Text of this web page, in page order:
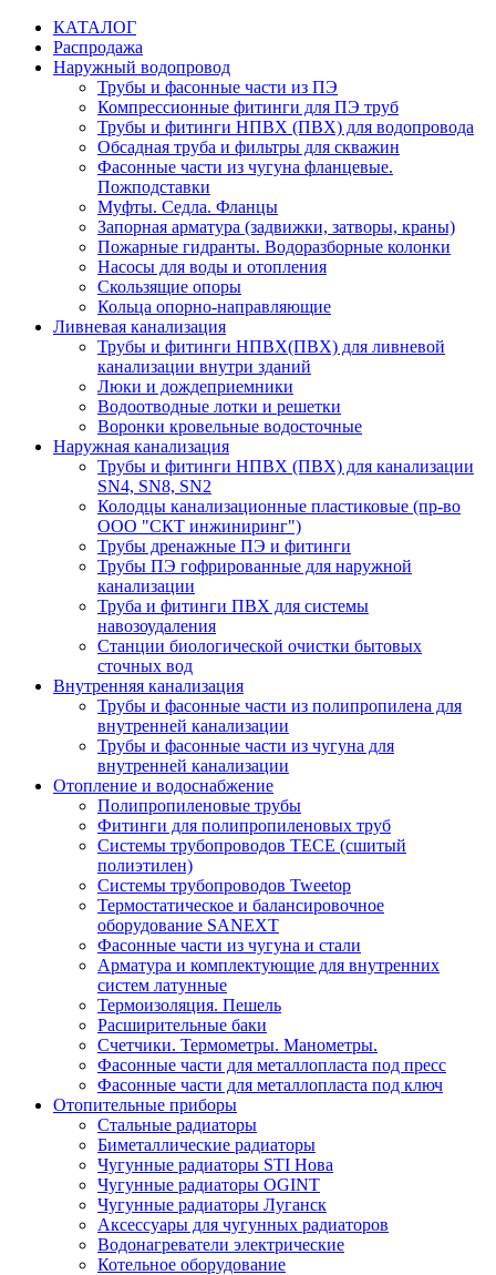
КАТАЛОГ
Распродажа
Наружный водопровод
Трубы и фасонные части из ПЭ
Компрессионные фитинги для ПЭ труб
Трубы и фитинги НПВХ (ПВХ) для водопровода
Обсадная труба и фильтры для скважин
Фасонные части из чугуна фланцевые.
Пожподставки
Муфты. Седла. Фланцы
Запорная арматура (задвижки, затворы, краны)
Пожарные гидранты. Водоразборные колонки
Насосы для воды и отопления
Скользящие опоры
Кольца опорно-направляющие
Ливневая канализация
Трубы и фитинги НПВХ(ПВХ) для ливневой
канализации внутри зданий
Люки и дождеприемники
Водоотводные лотки и решетки
Воронки кровельные водосточные
Наружная канализация
Трубы и фитинги НПВХ (ПВХ) для канализации
SN4, SN8, SN2
Колодцы канализационные пластиковые (пр-во
ООО "СКТ инжиниринг")
Трубы дренажные ПЭ и фитинги
Трубы ПЭ гофрированные для наружной
канализации
Труба и фитинги ПВХ для системы
навозоудаления
Станции биологической очистки бытовых
сточных вод
Внутренняя канализация
Трубы и фасонные части из полипропилена для
внутренней канализации
Трубы и фасонные части из чугуна для
внутренней канализации
Отопление и водоснабжение
Полипропиленовые трубы
Фитинги для полипропиленовых труб
Системы трубопроводов TECE (сшитый
полиэтилен)
Системы трубопроводов Tweetop
Термостатическое и балансировочное
оборудование SANEXT
Фасонные части из чугуна и стали
Арматура и комплектующие для внутренних
систем латунные
Термоизоляция. Пешель
Расширительные баки
Счетчики. Термометры. Манометры.
Фасонные части для металлопласта под пресс
Фасонные части для металлопласта под ключ
Отопительные приборы
Стальные радиаторы
Биметаллические радиаторы
Чугунные радиаторы STI Нова
Чугунные радиаторы OGINT
Чугунные радиаторы Луганск
Аксессуары для чугунных радиаторов
Водонагреватели электрические
Котельное оборудование